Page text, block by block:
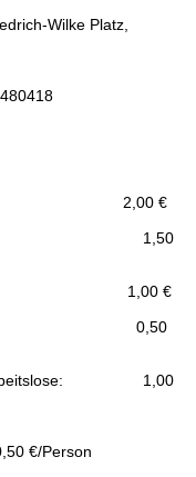
Wilke Platz,
2,00 €
Personen: 1,50
J.): 1,00 €
0,50
Arbeitslose: 1,00